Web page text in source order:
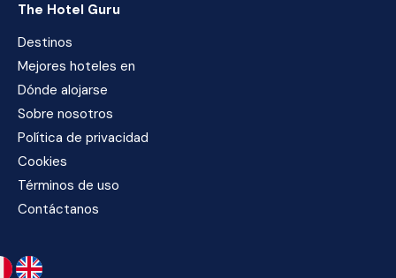
The Hotel Guru
Destinos
Mejores hoteles en
Dónde alojarse
Sobre nosotros
Política de privacidad
Cookies
Términos de uso
Contáctanos